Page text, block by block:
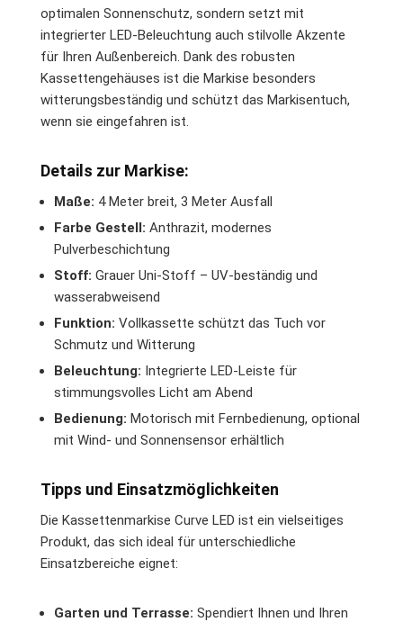
optimalen Sonnenschutz, sondern setzt mit
integrierter LED-Beleuchtung auch stilvolle Akzente
für Ihren Außenbereich. Dank des robusten
Kassettengehäuses ist die Markise besonders
witterungsbeständig und schützt das Markisentuch,
wenn sie eingefahren ist.
Details zur Markise:
Maße: 4 Meter breit, 3 Meter Ausfall
Farbe Gestell: Anthrazit, modernes
Pulverbeschichtung
Stoff: Grauer Uni-Stoff – UV-beständig und
wasserabweisend
Funktion: Vollkassette schützt das Tuch vor
Schmutz und Witterung
Beleuchtung: Integrierte LED-Leiste für
stimmungsvolles Licht am Abend
Bedienung: Motorisch mit Fernbedienung, optional
mit Wind- und Sonnensensor erhältlich
Tipps und Einsatzmöglichkeiten
Die Kassettenmarkise Curve LED ist ein vielseitiges
Produkt, das sich ideal für unterschiedliche
Einsatzbereiche eignet:
Garten und Terrasse: Spendiert Ihnen und Ihren